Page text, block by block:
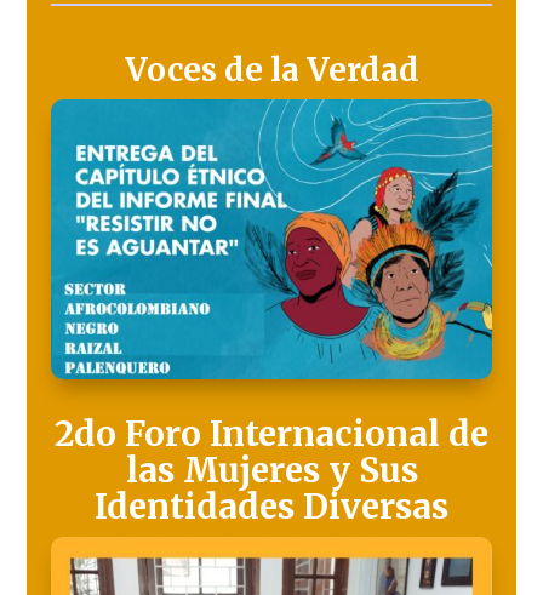
Voces de la Verdad
2do Foro Internacional de
las Mujeres y Sus
Identidades Diversas